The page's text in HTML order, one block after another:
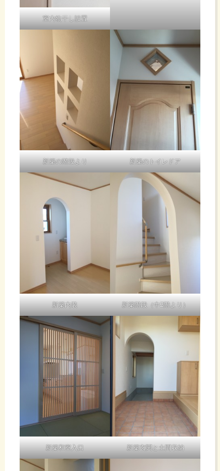
室内物干し設置
新築の階段より 新築のトイレドア
新築内装 新築階段（中2階より）
新築和室入口 新築玄関と土間収納